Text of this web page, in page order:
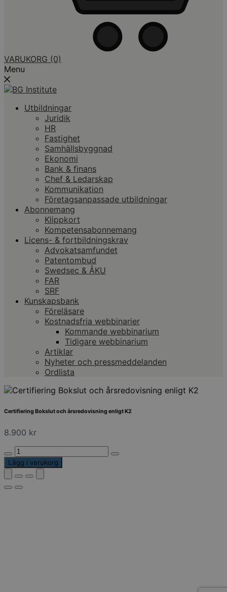
VARUKORG (0)
Menu
Utbildningar
Juridik
HR
Fastighet
Samhällsbyggnad
Ekonomi
Bank & finans
Chef & Ledarskap
Kommunikation
Företagsanpassade utbildningar
Abonnemang
Klippkort
Kompetensabonnemang
Licens- & fortbildningskrav
Advokatsamfundet
Patentombud
Swedsec & ÅKU
FAR
SRF
Kunskapsbank
Föreläsare
Kostnadsfria webbinarier
Kommande webbinarium
Tidigare webbinarium
Artiklar
Nyheter och pressmeddelanden
Ordlista
Certifiering Bokslut och årsredovisning enligt K2
8.900 kr
Certifiering
Bokslut
och
årsredovisning
enligt
Lägg i varukorg